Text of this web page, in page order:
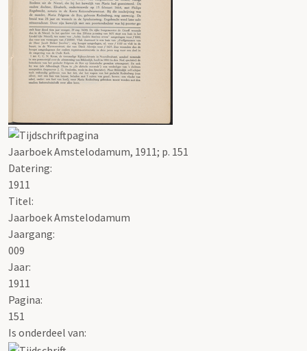
Jaarboek Amstelodamum, 1911; p. 151
Datering:
1911
Titel:
Jaarboek Amstelodamum
Jaargang:
009
Jaar:
1911
Pagina:
151
Is onderdeel van: